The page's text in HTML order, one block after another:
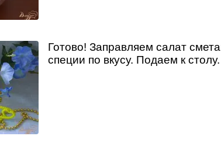
Готово! Заправляем салат
специи по вкусу. Подаем к столу.